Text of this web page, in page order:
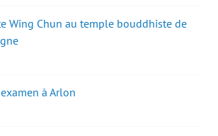
Wing Chun au temple bouddhiste de
à Arlon